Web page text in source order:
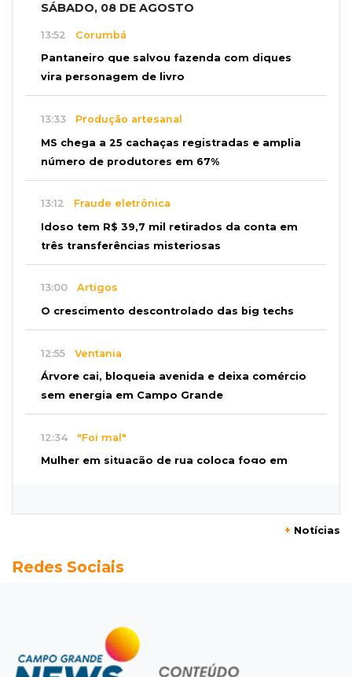
SÁBADO, 08 DE AGOSTO
13:52 Corumbá
Pantaneiro que salvou fazenda com diques
vira personagem de livro
13:33 Produção artesanal
MS chega a 25 cachaças registradas e amplia
número de produtores em 67%
13:12 Fraude eletrônica
Idoso tem R$ 39,7 mil retirados da conta em
três transferências misteriosas
13:00 Artigos
O crescimento descontrolado das big techs
12:55 Ventania
Árvore cai, bloqueia avenida e deixa comércio
sem energia em Campo Grande
12:34 "Foi mal"
Mulher em situação de rua coloca fogo em
encurta tarefas administrativas
Justiça manda tirar canil e proíbe treino do
Choque ao lado de condomínio
+ Notícias
Redes Sociais